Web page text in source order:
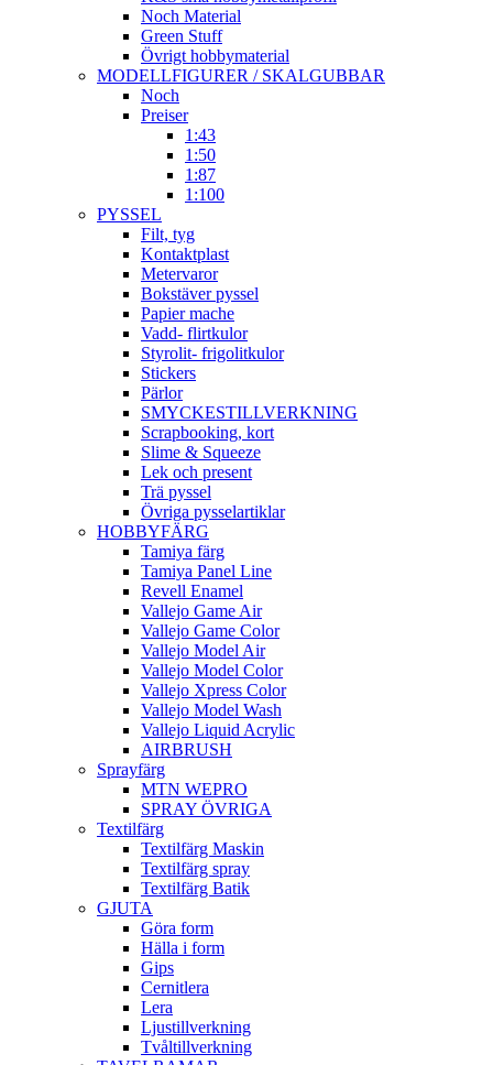
Noch Material
Green Stuff
Övrigt hobbymaterial
MODELLFIGURER / SKALGUBBAR
Noch
Preiser
1:43
1:50
1:87
1:100
PYSSEL
Filt, tyg
Kontaktplast
Metervaror
Bokstäver pyssel
Papier mache
Vadd- flirtkulor
Styrolit- frigolitkulor
Stickers
Pärlor
SMYCKESTILLVERKNING
Scrapbooking, kort
Slime & Squeeze
Lek och present
Trä pyssel
Övriga pysselartiklar
HOBBYFÄRG
Tamiya färg
Tamiya Panel Line
Revell Enamel
Vallejo Game Air
Vallejo Game Color
Vallejo Model Air
Vallejo Model Color
Vallejo Xpress Color
Vallejo Model Wash
Vallejo Liquid Acrylic
AIRBRUSH
Sprayfärg
MTN WEPRO
SPRAY ÖVRIGA
Textilfärg
Textilfärg Maskin
Textilfärg spray
Textilfärg Batik
GJUTA
Göra form
Hälla i form
Gips
Cernitlera
Lera
Ljustillverkning
Tvåltillverkning